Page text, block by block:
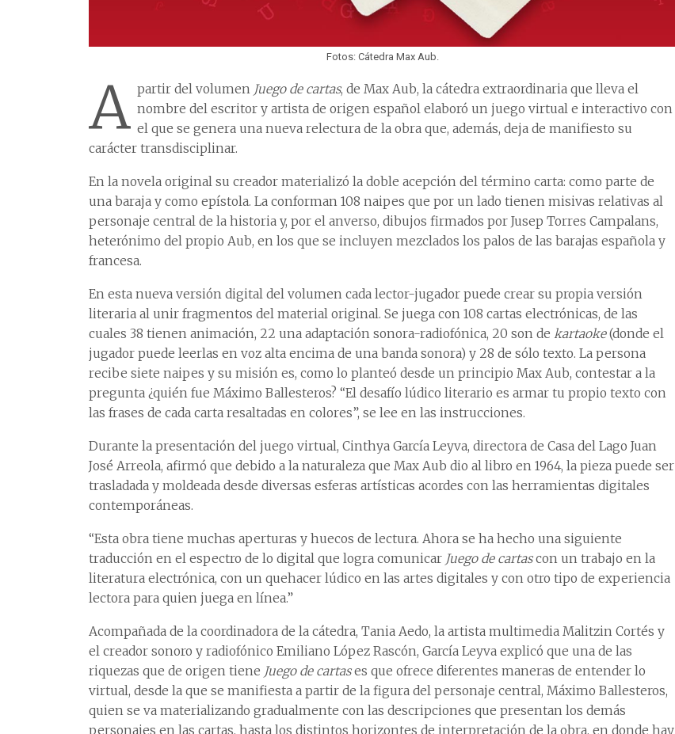
Fotos: Cátedra Max Aub.
A partir del volumen Juego de cartas, de Max Aub, la cátedra extraordinaria que lleva el
nombre del escritor y artista de origen español elaboró un juego virtual e interactivo con
el que se genera una nueva relectura de la obra que, además, deja de manifiesto su
carácter transdisciplinar.
En la novela original su creador materializó la doble acepción del término carta: como parte de
una baraja y como epístola. La conforman 108 naipes que por un lado tienen misivas relativas al
personaje central de la historia y, por el anverso, dibujos firmados por Jusep Torres Campalans,
heterónimo del propio Aub, en los que se incluyen mezclados los palos de las barajas española y
francesa.
En esta nueva versión digital del volumen cada lector-jugador puede crear su propia versión
literaria al unir fragmentos del material original. Se juega con 108 cartas electrónicas, de las
cuales 38 tienen animación, 22 una adaptación sonora-radiofónica, 20 son de kartaoke(donde el
jugador puede leerlas en voz alta encima de una banda sonora) y 28 de sólo texto. La persona
recibe siete naipes y su misión es, como lo planteó desde un principio Max Aub, contestar a la
pregunta ¿quién fue Máximo Ballesteros? “El desafío lúdico literario es armar tu propio texto con
las frases de cada carta resaltadas en colores”, se lee en las instrucciones.
Durante la presentación del juego virtual, Cinthya García Leyva, directora de Casa del Lago Juan
José Arreola, afirmó que debido a la naturaleza que Max Aub dio al libro en 1964, la pieza puede ser
trasladada y moldeada desde diversas esferas artísticas acordes con las herramientas digitales
contemporáneas.
“Esta obra tiene muchas aperturas y huecos de lectura. Ahora se ha hecho una siguiente
traducción en el espectro de lo digital que logra comunicar Juego de cartascon un trabajo en la
literatura electrónica, con un quehacer lúdico en las artes digitales y con otro tipo de experiencia
lectora para quien juega en línea.”
Acompañada de la coordinadora de la cátedra, Tania Aedo, la artista multimedia Malitzin Cortés y
el creador sonoro y radiofónico Emiliano López Rascón, García Leyva explicó que una de las
riquezas que de origen tiene Juego de cartases que ofrece diferentes maneras de entender lo
virtual, desde la que se manifiesta a partir de la figura del personaje central, Máximo Ballesteros,
quien se va materializando gradualmente con las descripciones que presentan los demás
personajes en las cartas, hasta los distintos horizontes de interpretación de la obra, en donde hay